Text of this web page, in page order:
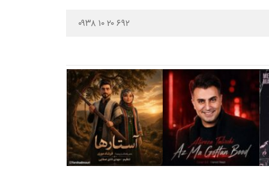
۰۹۳۸ ۱۰ ۲۰ ۶۹۲